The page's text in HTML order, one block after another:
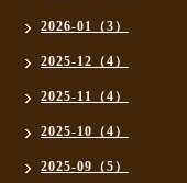
2026-01（3）
2025-12（4）
2025-11（4）
2025-10（4）
2025-09（5）